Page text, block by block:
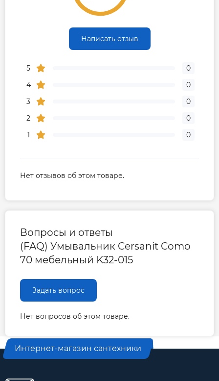
Написать отзыв
5
0
4
0
3
0
2
0
1
0
Нет отзывов об этом товаре.
Вопросы и ответы
(FAQ) Умывальник Cersanit Como
70 мебельный K32-015
Задать вопрос
Нет вопросов об этом товаре.
Интернет-магазин сантехники